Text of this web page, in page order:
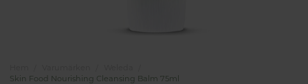
Skin Food Nourishing Cleansing Balm 75ml